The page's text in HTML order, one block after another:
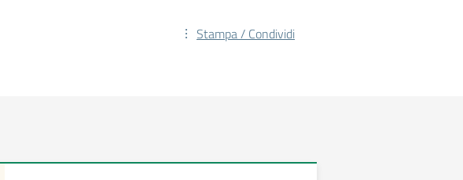
Stampa / Condividi